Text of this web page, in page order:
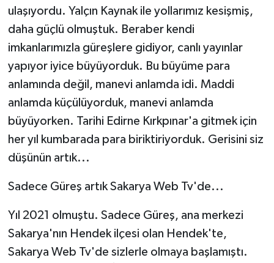
ulaşıyordu. Yalçın Kaynak ile yollarımız kesişmiş,
daha güçlü olmuştuk. Beraber kendi
imkanlarımızla güreşlere gidiyor, canlı yayınlar
yapıyor iyice büyüyorduk. Bu büyüme para
anlamında değil, manevi anlamda idi. Maddi
anlamda küçülüyorduk, manevi anlamda
büyüyorken. Tarihi Edirne Kırkpınar'a gitmek için
her yıl kumbarada para biriktiriyorduk. Gerisini siz
düşünün artık...
Sadece Güreş artık Sakarya Web Tv'de...
Yıl 2021 olmuştu. Sadece Güreş, ana merkezi
Sakarya'nın Hendek ilçesi olan Hendek'te,
Sakarya Web Tv'de sizlerle olmaya başlamıştı.